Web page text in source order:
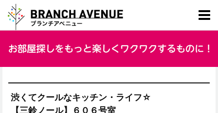
渋くてクールなキッチン・ライフ☆
【三鈴ノール】６０６号室